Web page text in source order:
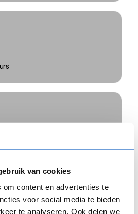
van cookies
om content en advertenties te
voor social media te bieden
te analyseren. Ook delen we
5 jaar